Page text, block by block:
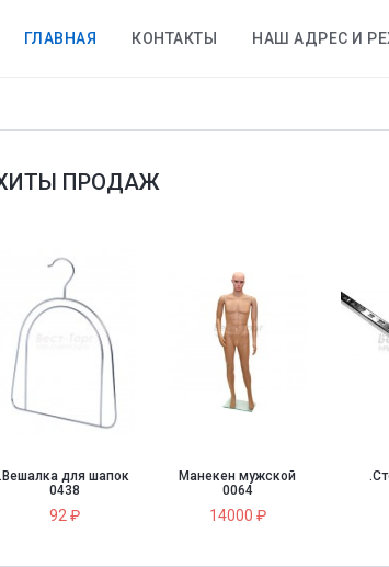
ГЛАВНАЯ КОНТАКТЫ НАШ АДРЕС И
ПРОДАЖ
.Подставка под
серьги 0844
60 ₽
.LPV-600 (1294)